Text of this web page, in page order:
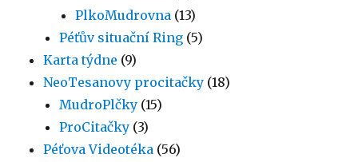
PlkoMudrovna (13)
Péťův situační Ring (5)
Karta týdne (9)
NeoTesanovy procitačky (18)
MudroPlčky (15)
ProCitačky (3)
Péťova Videotéka (56)